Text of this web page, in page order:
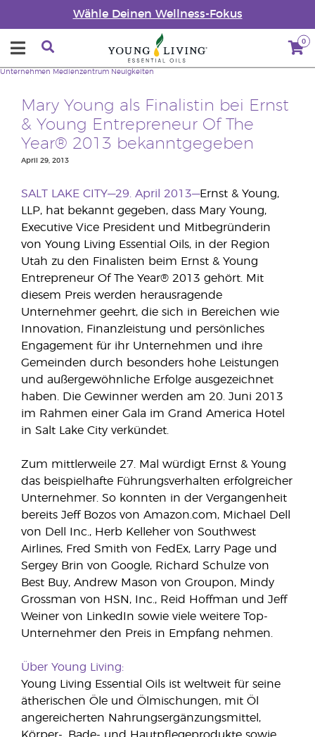
Wähle Deinen Wellness-Fokus
0
Unternehmen Medienzentrum Neuigkeiten
Mary Young als Finalistin bei Ernst
& Young Entrepreneur Of The
Year® 2013 bekanntgegeben
April 29, 2013
SALT LAKE CITY—29. April 2013—Ernst & Young,
LLP, hat bekannt gegeben, dass Mary Young,
Executive Vice President und Mitbegründerin
von Young Living Essential Oils, in der Region
Utah zu den Finalisten beim Ernst & Young
Entrepreneur Of The Year® 2013 gehört. Mit
diesem Preis werden herausragende
Unternehmer geehrt, die sich in Bereichen wie
Innovation, Finanzleistung und persönliches
Engagement für ihr Unternehmen und ihre
Gemeinden durch besonders hohe Leistungen
und außergewöhnliche Erfolge ausgezeichnet
haben. Die Gewinner werden am 20. Juni 2013
im Rahmen einer Gala im Grand America Hotel
in Salt Lake City verkündet.
Zum mittlerweile 27. Mal würdigt Ernst & Young
das beispielhafte Führungsverhalten erfolgreicher
Unternehmer. So konnten in der Vergangenheit
bereits Jeff Bozos von Amazon.com, Michael Dell
von Dell Inc., Herb Kelleher von Southwest
Airlines, Fred Smith von FedEx, Larry Page und
Sergey Brin von Google, Richard Schulze von
Best Buy, Andrew Mason von Groupon, Mindy
Grossman von HSN, Inc., Reid Hoffman und Jeff
Weiner von LinkedIn sowie viele weitere Top-
Unternehmer den Preis in Empfang nehmen.
Über Young Living:
Young Living Essential Oils ist weltweit für seine
ätherischen Öle und Ölmischungen, mit Öl
angereicherten Nahrungsergänzungsmittel,